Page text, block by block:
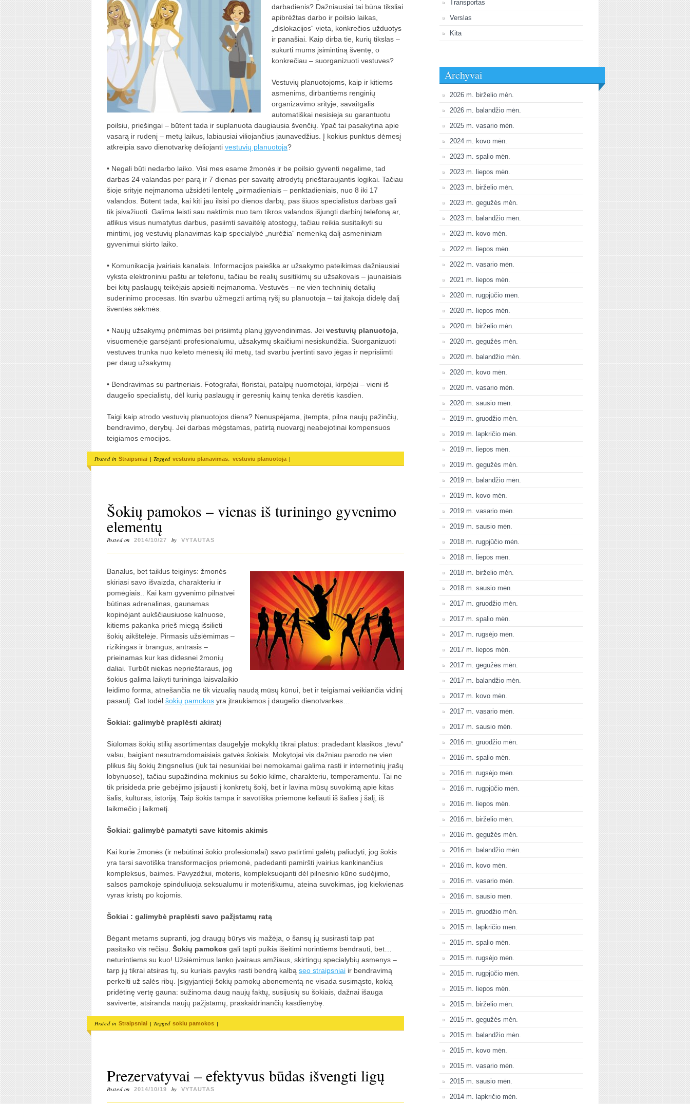
darbadienis? Dažniausiai tai būna tiksliai
apibrėžtas darbo ir poilsio laikas,
„dislokacijos“ vieta, konkrečios užduotys
ir panašiai. Kaip dirba tie, kurių tikslas –
sukurti mums įsimintiną šventę, o
konkrečiau – suorganizuoti vestuves?
Vestuvių planuotojoms, kaip ir kitiems
asmenims, dirbantiems renginių
organizavimo srityje, savaitgalis
automatiškai nesisieja su garantuotu
poilsiu, priešingai – būtent tada ir suplanuota daugiausia švenčių. Ypač tai pasakytina apie
vasarą ir rudenį – metų laikus, labiausiai viliojančius jaunavedžius. Į kokius punktus dėmesį
atkreipia savo dienotvarkę dėliojanti vestuvių planuotoja?
• Negali būti nedarbo laiko. Visi mes esame žmonės ir be poilsio gyventi negalime, tad
darbas 24 valandas per parą ir 7 dienas per savaitę atrodytų prieštaraujantis logikai. Tačiau
šioje srityje neįmanoma užsidėti lentelę „pirmadieniais – penktadieniais, nuo 8 iki 17
valandos. Būtent tada, kai kiti jau ilsisi po dienos darbų, pas šiuos specialistus darbas gali
tik įsivažiuoti. Galima leisti sau naktimis nuo tam tikros valandos išjungti darbinį telefoną ar,
atlikus visus numatytus darbus, pasiimti savaitėlę atostogų, tačiau reikia susitaikyti su
mintimi, jog vestuvių planavimas kaip specialybė „nurėžia“ nemenką dalį asmeniniam
gyvenimui skirto laiko.
• Komunikacija įvairiais kanalais. Informacijos paieška ar užsakymo pateikimas dažniausiai
vyksta elektroniniu paštu ar telefonu, tačiau be realių susitikimų su užsakovais – jaunaisiais
bei kitų paslaugų teikėjais apsieiti neįmanoma. Vestuvės – ne vien techninių detalių
suderinimo procesas. Itin svarbu užmegzti artimą ryšį su planuotoja – tai įtakoja didelę dalį
šventės sėkmės.
• Naujų užsakymų priėmimas bei prisiimtų planų įgyvendinimas. Jei vestuvių planuotoja,
visuomenėje garsėjanti profesionalumu, užsakymų skaičiumi nesiskundžia. Suorganizuoti
vestuves trunka nuo keleto mėnesių iki metų, tad svarbu įvertinti savo jėgas ir neprisiimti
per daug užsakymų.
• Bendravimas su partneriais. Fotografai, floristai, patalpų nuomotojai, kirpėjai – vieni iš
daugelio specialistų, dėl kurių paslaugų ir geresnių kainų tenka derėtis kasdien.
Taigi kaip atrodo vestuvių planuotojos diena? Nenuspėjama, įtempta, pilna naujų pažinčių,
bendravimo, derybų. Jei darbas mėgstamas, patirtą nuovargį neabejotinai kompensuos
teigiamos emocijos.
Posted in Straipsniai | Tagged vestuviu planavimas, vestuviu planuotoja |
Šokių pamokos – vienas iš turiningo gyvenimo
elementų
Posted on 2014/10/27 by VYTAUTAS
Banalus, bet taiklus teiginys: žmonės
skiriasi savo išvaizda, charakteriu ir
pomėgiais.. Kai kam gyvenimo pilnatvei
būtinas adrenalinas, gaunamas
kopinėjant aukščiausiuose kalnuose,
kitiems pakanka prieš miegą išsilieti
šokių aikštelėje. Pirmasis užsiėmimas –
rizikingas ir brangus, antrasis –
prieinamas kur kas didesnei žmonių
daliai. Turbūt niekas neprieštaraus, jog
šokius galima laikyti turininga laisvalaikio
leidimo forma, atnešančia ne tik vizualią naudą mūsų kūnui, bet ir teigiamai veikiančia vidinį
pasaulį. Gal todėl šokių pamokosyra įtraukiamos į daugelio dienotvarkes…
Šokiai: galimybė praplėsti akiratį
Siūlomas šokių stilių asortimentas daugelyje mokyklų tikrai platus: pradedant klasikos „tėvu“
valsu, baigiant nesutramdomaisiais gatvės šokiais. Mokytojai vis dažniau parodo ne vien
plikus šių šokių žingsnelius (juk tai nesunkiai bei nemokamai galima rasti ir internetinių įrašų
lobynuose), tačiau supažindina mokinius su šokio kilme, charakteriu, temperamentu. Tai ne
tik prisideda prie gebėjimo įsijausti į konkretų šokį, bet ir lavina mūsų suvokimą apie kitas
šalis, kultūras, istoriją. Taip šokis tampa ir savotiška priemone keliauti iš šalies į šalį, iš
laikmečio į laikmetį.
Šokiai: galimybė pamatyti save kitomis akimis
Kai kurie žmonės (ir nebūtinai šokio profesionalai) savo patirtimi galėtų paliudyti, jog šokis
yra tarsi savotiška transformacijos priemonė, padedanti pamiršti įvairius kankinančius
kompleksus, baimes. Pavyzdžiui, moteris, kompleksuojanti dėl pilnesnio kūno sudėjimo,
salsos pamokoje spinduliuoja seksualumu ir moteriškumu, ateina suvokimas, jog kiekvienas
vyras kristų po kojomis.
Šokiai : galimybė praplėsti savo pažįstamų ratą
Bėgant metams supranti, jog draugų būrys vis mažėja, o šansų jų susirasti taip pat
pasitaiko vis rečiau. Šokių pamokos gali tapti puikia išeitimi norintiems bendrauti, bet…
neturintiems su kuo! Užsiėmimus lanko įvairaus amžiaus, skirtingų specialybių asmenys –
tarp jų tikrai atsiras tų, su kuriais pavyks rasti bendrą kalbą seo straipsniaiir bendravimą
perkelti už salės ribų. Įsigyjantieji šokių pamokų abonementą ne visada susimąsto, kokią
pridėtinę vertę gauna: sužinoma daug naujų faktų, susijusių su šokiais, dažnai išauga
savivertė, atsiranda naujų pažįstamų, praskaidrinančių kasdienybę.
Posted in Straipsniai | Tagged sokiu pamokos |
Prezervatyvai – efektyvus būdas išvengti ligų
Posted on 2014/10/19 by VYTAUTAS
Transportas
Verslas
Kita
Archyvai
2026 m. birželio mėn.
2026 m. balandžio mėn.
2025 m. vasario mėn.
2024 m. kovo mėn.
2023 m. spalio mėn.
2023 m. liepos mėn.
2023 m. birželio mėn.
2023 m. gegužės mėn.
2023 m. balandžio mėn.
2023 m. kovo mėn.
2022 m. liepos mėn.
2022 m. vasario mėn.
2021 m. liepos mėn.
2020 m. rugpjūčio mėn.
2020 m. liepos mėn.
2020 m. birželio mėn.
2020 m. gegužės mėn.
2020 m. balandžio mėn.
2020 m. kovo mėn.
2020 m. vasario mėn.
2020 m. sausio mėn.
2019 m. gruodžio mėn.
2019 m. lapkričio mėn.
2019 m. liepos mėn.
2019 m. gegužės mėn.
2019 m. balandžio mėn.
2019 m. kovo mėn.
2019 m. vasario mėn.
2019 m. sausio mėn.
2018 m. rugpjūčio mėn.
2018 m. liepos mėn.
2018 m. birželio mėn.
2018 m. sausio mėn.
2017 m. gruodžio mėn.
2017 m. spalio mėn.
2017 m. rugsėjo mėn.
2017 m. liepos mėn.
2017 m. gegužės mėn.
2017 m. balandžio mėn.
2017 m. kovo mėn.
2017 m. vasario mėn.
2017 m. sausio mėn.
2016 m. gruodžio mėn.
2016 m. spalio mėn.
2016 m. rugsėjo mėn.
2016 m. rugpjūčio mėn.
2016 m. liepos mėn.
2016 m. birželio mėn.
2016 m. gegužės mėn.
2016 m. balandžio mėn.
2016 m. kovo mėn.
2016 m. vasario mėn.
2016 m. sausio mėn.
2015 m. gruodžio mėn.
2015 m. lapkričio mėn.
2015 m. spalio mėn.
2015 m. rugsėjo mėn.
2015 m. rugpjūčio mėn.
2015 m. liepos mėn.
2015 m. birželio mėn.
2015 m. gegužės mėn.
2015 m. balandžio mėn.
2015 m. kovo mėn.
2015 m. vasario mėn.
2015 m. sausio mėn.
2014 m. lapkričio mėn.